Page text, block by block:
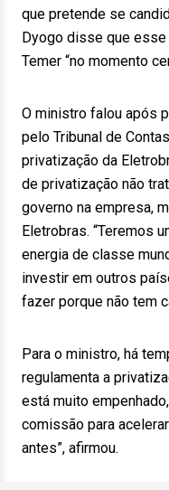
que pretende se
Dyogo disse que
Temer “no momento
O ministro falou após
pelo Tribunal de
privatização da
de privatização não
governo na empresa,
Eletrobras. “Teremos
energia de classe
investir em outros
fazer porque não tem
Para o ministro, há
regulamenta a
está muito
comissão para
antes”, afirmou.